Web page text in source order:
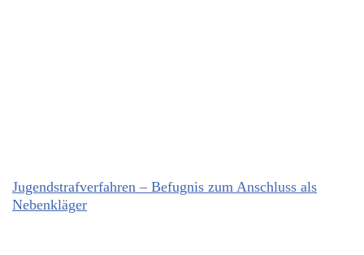
Jugendstrafverfahren – Befugnis zum Anschluss als
Nebenkläger